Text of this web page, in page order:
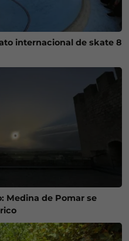
internacional de skate 8
Medina de Pomar se